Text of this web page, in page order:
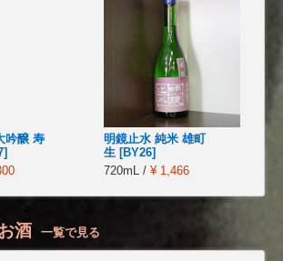
吟醸 寿
明鏡止水 純米 雄町
生 [BY26]
720mL / ¥ 1,466
酒 一覧で見る